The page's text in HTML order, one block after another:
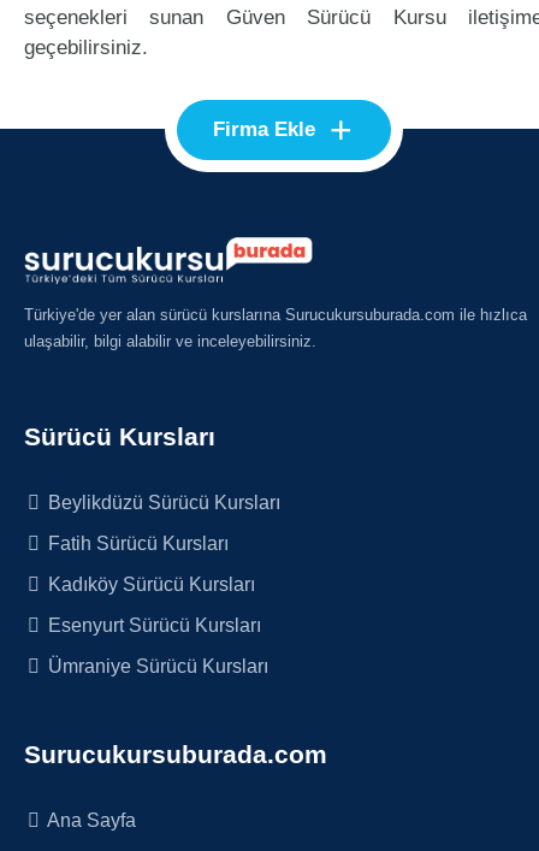
seçenekleri sunan Güven Sürücü Kursu
geçebilirsiniz.
Firma Ekle +
Türkiye'de yer alan sürücü kurslarına Surucukursuburada.com ile hızlıca
ulaşabilir, bilgi alabilir ve inceleyebilirsiniz.
Sürücü Kursları
Beylikdüzü Sürücü Kursları
Fatih Sürücü Kursları
Kadıköy Sürücü Kursları
Esenyurt Sürücü Kursları
Ümraniye Sürücü Kursları
Surucukursuburada.com
Ana Sayfa